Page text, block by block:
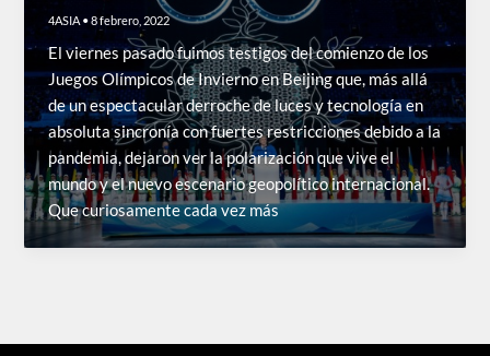
4ASIA •8 febrero, 2022
El viernes pasado fuimos testigos del comienzo de los
Juegos Olímpicos de Invierno en Beijing que, más allá
de un espectacular derroche de luces y tecnología en
absoluta sincronía con fuertes restricciones debido a la
pandemia, dejaron ver la polarización que vive el
mundo y el nuevo escenario geopolítico internacional.
Que curiosamente cada vez más